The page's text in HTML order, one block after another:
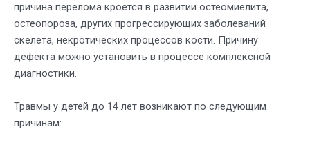
причина перелома кроется в развитии остеомиелита,
остеопороза, других прогрессирующих заболеваний
скелета, некротических процессов кости. Причину
дефекта можно установить в процессе комплексной
диагностики.
Травмы у детей до 14 лет возникают по следующим
причинам: